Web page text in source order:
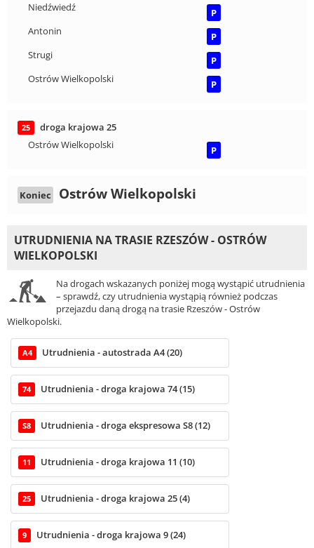
Niedźwiedź
P
Antonin
P
Strugi
P
Ostrów Wielkopolski
P
25
droga krajowa 25
Ostrów Wielkopolski
P
Koniec Ostrów Wielkopolski
UTRUDNIENIA NA TRASIE RZESZÓW - OSTRÓW
WIELKOPOLSKI
Na drogach wskazanych poniżej mogą wystąpić utrudnienia
– sprawdź, czy utrudnienia wystąpią również podczas
przejazdu daną drogą na trasie Rzeszów - Ostrów
Wielkopolski.
A4 Utrudnienia - autostrada A4 (20)
74 Utrudnienia - droga krajowa 74 (15)
S8 Utrudnienia - droga ekspresowa S8 (12)
11 Utrudnienia - droga krajowa 11 (10)
25 Utrudnienia - droga krajowa 25 (4)
9 Utrudnienia - droga krajowa 9 (24)